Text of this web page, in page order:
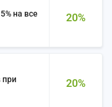
20%
на все
20%
при